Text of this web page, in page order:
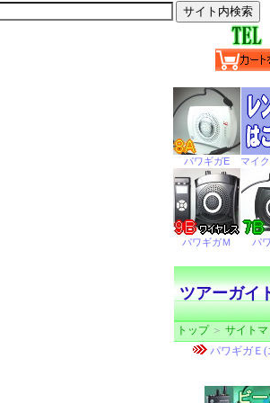
ツアーガイ
トップ＞ サイト